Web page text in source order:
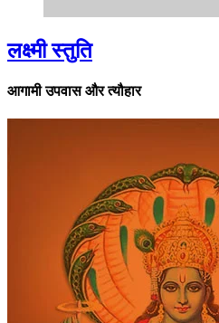
लक्ष्मी स्तुति
आगामी उपवास और त्यौहार